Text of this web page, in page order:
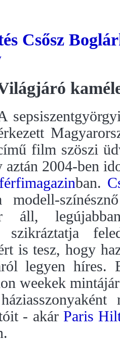
Csősz
film szöszi
2004-ben
férfimagazinban.
modell-
áll,
szikráztatja
is tesz, hogy
legyen híres.
weekek
- akár Paris